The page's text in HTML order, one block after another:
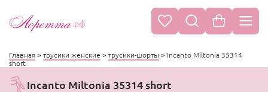
.рф
Главная> трусики женские > трусики-шорты > Incanto Miltonia 35314
short
Incanto Miltonia 35314 short